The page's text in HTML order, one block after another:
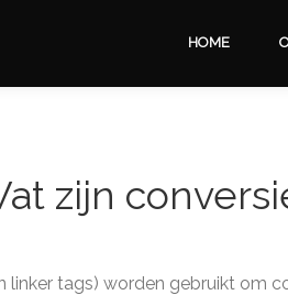
HOME
zijn
linker tags) worden gebruikt om